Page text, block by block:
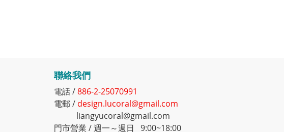
聯絡我們
電話 /886-2-25070991
電郵 / design.lucoral@gmail.com
liangyucoral@gmail.com
門市營業 / 週一～週日 9:00~18:00